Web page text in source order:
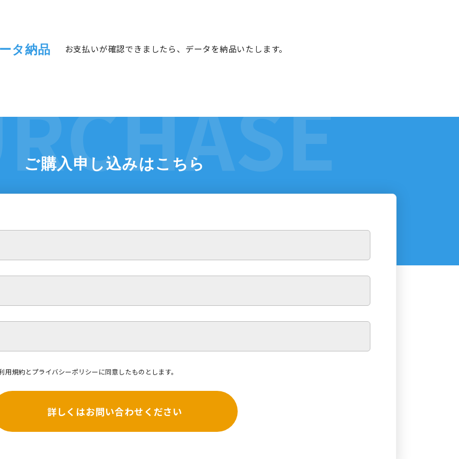
タ納品 お支払いが確認できましたら、データを納品いたします。
ご購入申し込みはこちら
用規約と プライバシーポリシーに同意したものとします。
詳しくはお問い合わせください